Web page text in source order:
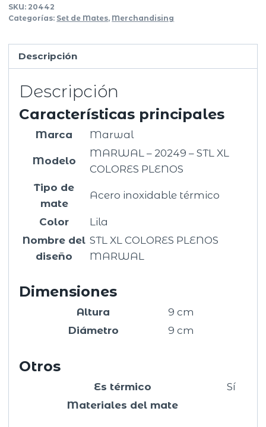
SKU: 20442
Categorías: Set de Mates, Merchandising
Descripción
Descripción
Características principales
Marca Marwal
Modelo
MARWAL – 20249 – STL XL
COLORES PLENOS
Tipo de
mate
Acero inoxidable térmico
Color
Lila
Nombre del
diseño
STL XL COLORES PLENOS
MARWAL
Dimensiones
Altura
9 cm
Diámetro
9 cm
Otros
Es térmico
Sí
Materiales del mate